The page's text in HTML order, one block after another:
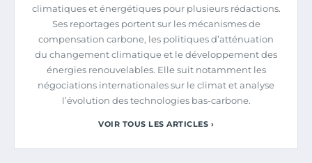
climatiques et énergétiques pour plusieurs rédactions.
Ses reportages portent sur les mécanismes de
compensation carbone, les politiques d’atténuation
du changement climatique et le développement des
énergies renouvelables. Elle suit notamment les
négociations internationales sur le climat et analyse
l’évolution des technologies bas-carbone.
VOIR TOUS LES ARTICLES ›